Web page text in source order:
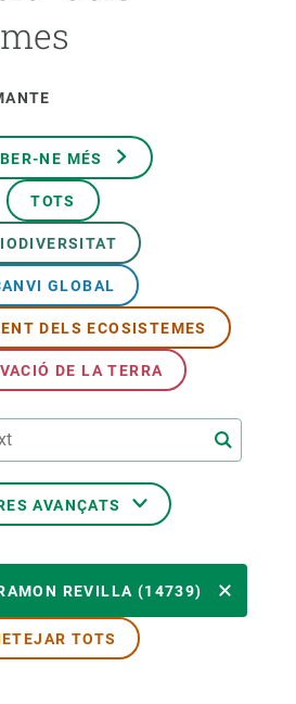
NE MÉS
TOTS
GLOBAL
DELS ECOSISTEMES
DE LA TERRA
AVANÇATS
REVILLA (14739)
TOTS